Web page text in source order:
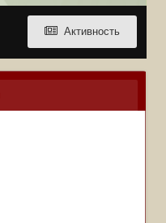
Активность